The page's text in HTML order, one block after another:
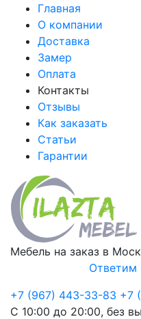
Главная
О компании
Доставка
Замер
Оплата
Контакты
Отзывы
Как заказать
Статьи
Гарантии
Мебель на заказ в
Ответим
+7 (967) 443-33-83 +7
С 10:00 до 20:00, без